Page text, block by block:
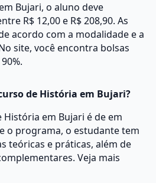
Bujari, o aluno deve
R$ 12,00 e R$ 208,90. As
acordo com a modalidade e a
site, você encontra bolsas
de História em Bujari?
em Bujari é de em
o programa, o estudante tem
teóricas e práticas, além de
Veja mais